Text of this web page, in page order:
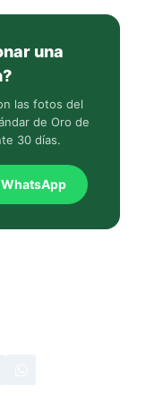
una
las fotos del
de Oro de
30 días.